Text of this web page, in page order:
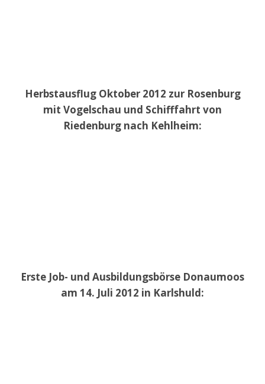
Herbstausflug Oktober 2012 zur Rosenburg
mit Vogelschau und Schifffahrt von
Riedenburg nach Kehlheim:
Erste Job- und Ausbildungsbörse Donaumoos
am 14. Juli 2012 in Karlshuld: